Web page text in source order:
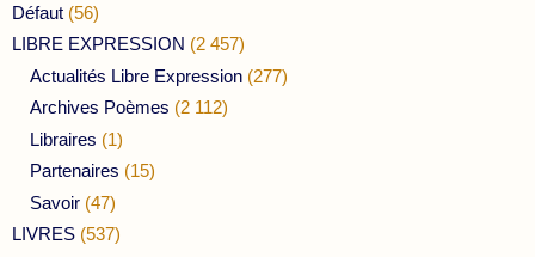
Défaut (56)
LIBRE EXPRESSION (2 457)
Actualités Libre Expression (277)
Archives Poèmes (2 112)
Libraires (1)
Partenaires (15)
Savoir (47)
LIVRES (537)